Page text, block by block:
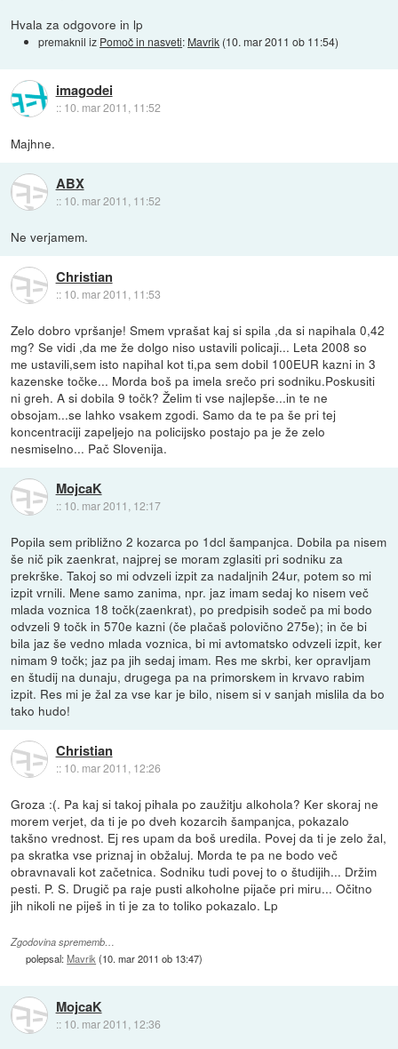
Hvala za odgovore in lp
premaknil iz Pomoč in nasveti: Mavrik (10. mar 2011 ob 11:54)
imagodei
:: 10. mar 2011, 11:52
Majhne.
ABX
:: 10. mar 2011, 11:52
Ne verjamem.
Christian
:: 10. mar 2011, 11:53
Zelo dobro vpršanje! Smem vprašat kaj si spila ,da si napihala 0,42
mg? Se vidi ,da me že dolgo niso ustavili policaji... Leta 2008 so
me ustavili,sem isto napihal kot ti,pa sem dobil 100EUR kazni in 3
kazenske točke... Morda boš pa imela srečo pri sodniku.Poskusiti
ni greh. A si dobila 9 točk? Želim ti vse najlepše...in te ne
obsojam...se lahko vsakem zgodi. Samo da te pa še pri tej
koncentraciji zapeljejo na policijsko postajo pa je že zelo
nesmiselno... Pač Slovenija.
MojcaK
:: 10. mar 2011, 12:17
Popila sem približno 2 kozarca po 1dcl šampanjca. Dobila pa nisem
še nič pik zaenkrat, najprej se moram zglasiti pri sodniku za
prekrške. Takoj so mi odvzeli izpit za nadaljnih 24ur, potem so mi
izpit vrnili. Mene samo zanima, npr. jaz imam sedaj ko nisem več
mlada voznica 18 točk(zaenkrat), po predpisih sodeč pa mi bodo
odvzeli 9 točk in 570e kazni (če plačaš polovično 275e); in če bi
bila jaz še vedno mlada voznica, bi mi avtomatsko odvzeli izpit, ker
nimam 9 točk; jaz pa jih sedaj imam. Res me skrbi, ker opravljam
en študij na dunaju, drugega pa na primorskem in krvavo rabim
izpit. Res mi je žal za vse kar je bilo, nisem si v sanjah mislila da bo
tako hudo!
Christian
:: 10. mar 2011, 12:26
Groza :(. Pa kaj si takoj pihala po zaužitju alkohola? Ker skoraj ne
morem verjet, da ti je po dveh kozarcih šampanjca, pokazalo
takšno vrednost. Ej res upam da boš uredila. Povej da ti je zelo žal,
pa skratka vse priznaj in obžaluj. Morda te pa ne bodo več
obravnavali kot začetnica. Sodniku tudi povej to o študijih... Držim
pesti. P. S. Drugič pa raje pusti alkoholne pijače pri miru... Očitno
jih nikoli ne piješ in ti je za to toliko pokazalo. Lp
Zgodovina sprememb…
polepsal:Mavrik (10. mar 2011 ob 13:47)
MojcaK
:: 10. mar 2011, 12:36